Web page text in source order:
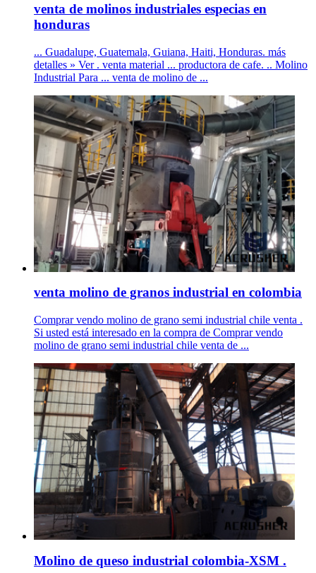
venta de molinos industriales especias en
honduras
... Guadalupe, Guatemala, Guiana, Haiti, Honduras. más
detalles » Ver . venta material ... productora de cafe. .. Molino
Industrial Para ... venta de molino de ...
venta molino de granos industrial en colombia
Comprar vendo molino de grano semi industrial chile venta .
Si usted está interesado en la compra de Comprar vendo
molino de grano semi industrial chile venta de ...
Molino de queso industrial colombia-XSM .